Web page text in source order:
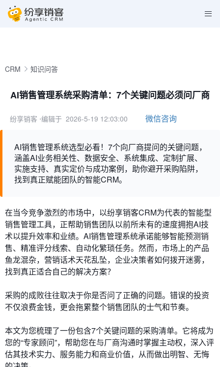
CRM 知识问答
AI销售管理系统采购清单：7个关键问题必须问厂商
纷享销客 ⋅编辑于 2026-5-19 12:03:00 微信咨询
AI销售管理系统选型必看！7个向厂商提问的关键问题，
涵盖AI业务相关性、数据安全、系统集成、定制扩展、
实施支持、真实定价与成功案例，助你避开采购陷阱，
找到真正赋能团队的智能CRM。
在当今竞争激烈的市场中，以纷享销客CRM为代表的智能型
销售管理工具，正帮助销售团队以前所未有的速度拥抱AI技
术以提升效率和业绩。AI销售管理系统承诺能够智能预测销
售、精准评分线索、自动化繁琐任务。然而，市场上的产品
鱼龙混杂，营销话术天花乱坠，企业决策者如何拨开迷雾，
找到真正适合自己的解决方案？
采购的成败往往取决于你是否问了正确的问题。错误的投资
不仅浪费金钱，更会拖累整个销售团队的士气和节奏。
本文为您梳理了一份包含7个关键问题的采购清单。它将成为
您的“专家顾问”，帮助您在与厂商沟通时掌握主动权，深入评
估其技术实力、服务能力和商业价值，从而做出明智、无悔